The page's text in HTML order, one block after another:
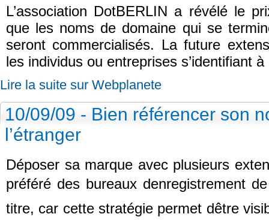
L’association DotBERLIN a révélé le
que les noms de domaine qui se
seront commercialisés. La future
les individus ou entreprises s’identifiant
Lire la suite sur Webplanete
10/09/09 - Bien référencer son
l’étranger
Déposer sa marque avec plusieurs
préféré des bureaux denregistrement
titre, car cette stratégie permet dêtre